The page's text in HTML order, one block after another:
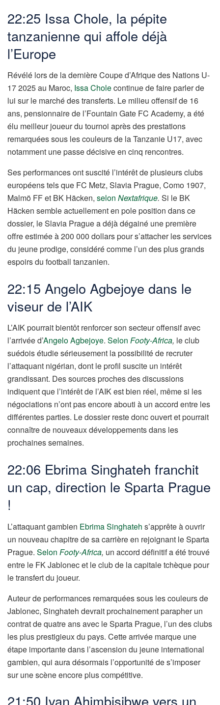
22:25 Issa Chole, la pépite
tanzanienne qui affole déjà
l’Europe
Révélé lors de la dernière Coupe d’Afrique des Nations U-
17 2025 au Maroc, Issa Cholecontinue de faire parler de
lui sur le marché des transferts. Le milieu offensif de 16
ans, pensionnaire de l’Fountain Gate FC Academy, a été
élu meilleur joueur du tournoi après des prestations
remarquées sous les couleurs de la Tanzanie U17, avec
notamment une passe décisive en cinq rencontres.
Ses performances ont suscité l’intérêt de plusieurs clubs
européens tels que FC Metz, Slavia Prague, Como 1907,
Malmö FF et BK Häcken, selon Nextafrique. Si le BK
Häcken semble actuellement en pole position dans ce
dossier, le Slavia Prague a déjà dégainé une première
offre estimée à 200 000 dollars pour s’attacher les services
du jeune prodige, considéré comme l’un des plus grands
espoirs du football tanzanien.
22:15 Angelo Agbejoye dans le
viseur de l’AIK
L’AIK pourrait bientôt renforcer son secteur offensif avec
l’arrivée d’Angelo Agbejoye. Selon Footy-Africa, le club
suédois étudie sérieusement la possibilité de recruter
l’attaquant nigérian, dont le profil suscite un intérêt
grandissant. Des sources proches des discussions
indiquent que l’intérêt de l’AIK est bien réel, même si les
négociations n’ont pas encore abouti à un accord entre les
différentes parties. Le dossier reste donc ouvert et pourrait
connaître de nouveaux développements dans les
prochaines semaines.
22:06 Ebrima Singhateh franchit
un cap, direction le Sparta Prague
!
L’attaquant gambien Ebrima Singhateh s’apprête à ouvrir
un nouveau chapitre de sa carrière en rejoignant le Sparta
Prague. Selon Footy-Africa, un accord définitif a été trouvé
entre le FK Jablonec et le club de la capitale tchèque pour
le transfert du joueur.
Auteur de performances remarquées sous les couleurs de
Jablonec, Singhateh devrait prochainement parapher un
contrat de quatre ans avec le Sparta Prague, l’un des clubs
les plus prestigieux du pays. Cette arrivée marque une
étape importante dans l’ascension du jeune international
gambien, qui aura désormais l’opportunité de s’imposer
sur une scène encore plus compétitive.
21:50 Ivan Ahimbisibwe vers un